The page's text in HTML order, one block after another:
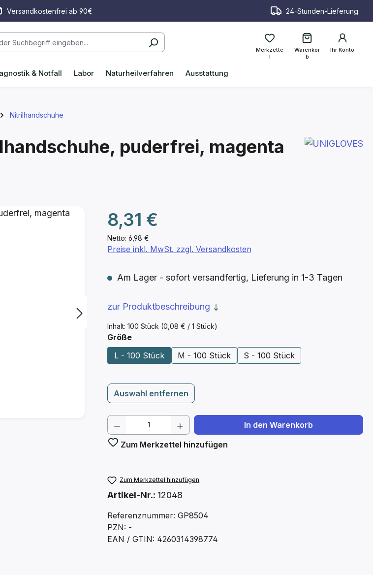
Versandkostenfrei ab 90€ 24-Stunden-Lieferung
Merkzette
l
Ihr Konto
Warenkor
b
& Notfall Labor Naturheilverfahren Ausstattung
Nitrilhandschuhe
puderfrei, magenta
Netto: 6,98 €
Regulärer Preis:
8,31 €
Inhalt: 100 Stück (0,08 € / 1 Stück)
Preise inkl. MwSt. zzgl. Versandkosten
Am Lager - sofort versandfertig, Lieferung in 1-3 Tagen
zur Produktbeschreibung
Größeauswählen
L - 100 Stück
M - 100 Stück S - 100 Stück
Auswahl entfernen
Produkt Anzahl: Gib den gewünschten Wert
In den Warenkorb
Zum Merkzettel hinzufügen
Zum Merkzettel hinzufügen
Artikel-Nr.: 12048
Referenznummer: GP8504
PZN: -
EAN / GTIN: 4260314398774